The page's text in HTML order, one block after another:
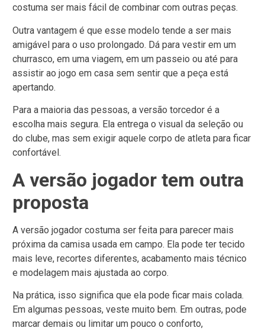
costuma ser mais fácil de combinar com outras peças.
Outra vantagem é que esse modelo tende a ser mais
amigável para o uso prolongado. Dá para vestir em um
churrasco, em uma viagem, em um passeio ou até para
assistir ao jogo em casa sem sentir que a peça está
apertando.
Para a maioria das pessoas, a versão torcedor é a
escolha mais segura. Ela entrega o visual da seleção ou
do clube, mas sem exigir aquele corpo de atleta para ficar
confortável.
A versão jogador tem outra
proposta
A versão jogador costuma ser feita para parecer mais
próxima da camisa usada em campo. Ela pode ter tecido
mais leve, recortes diferentes, acabamento mais técnico
e modelagem mais ajustada ao corpo.
Na prática, isso significa que ela pode ficar mais colada.
Em algumas pessoas, veste muito bem. Em outras, pode
marcar demais ou limitar um pouco o conforto,